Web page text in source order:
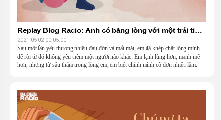
Replay Blog Radio: Anh có bằng lòng với một trái tim mang nhiều vết xước?
2021-05-02 00:05:00
Sau một lần yêu thương nhiều đau đớn và mất mát, em đã khép chặt lòng mình
để rồi từ đó không yêu thêm một người nào khác. Em lạnh lùng hơn, mạnh mẽ
hơn, nhưng từ sâu thẳm trong lòng em, em biết chính mình cô đơn nhiều lắm.